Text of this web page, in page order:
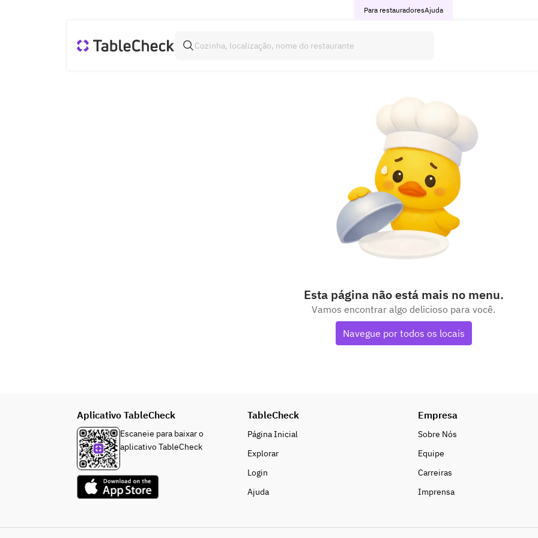
Para restauradoresAjuda
Esta página não está mais no menu.
Vamos encontrar algo delicioso para você.
Navegue por todos os locais
Aplicativo TableCheck
Escaneie para baixar o
aplicativo TableCheck
TableCheck
Página Inicial
Explorar
Login
Ajuda
Empresa
Sobre Nós
Equipe
Carreiras
Imprensa